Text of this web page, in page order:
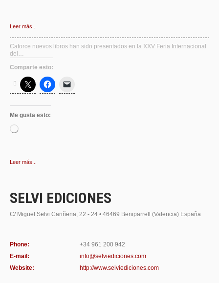
Leer más...
Catorce nuevos libros han sido presentados en la XXV Feria Internacional
del…
Comparte esto:
Me gusta esto:
Cargando...
Leer más...
SELVI EDICIONES
C/ Miguel Selvi Cariñena, 22 - 24 • 46469 Beniparrell (Valencia) España
Phone:
+34 961 200 942
E-mail:
info@selviediciones.com
Website:
http://www.selviediciones.com